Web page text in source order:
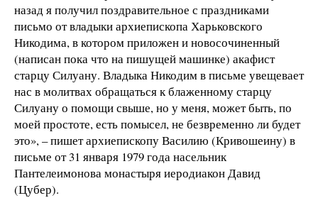
назад я получил поздравительное с праздниками
письмо от владыки архиепископа Харьковского
Никодима, в котором приложен и новосочиненный
(написан пока что на пишущей машинке) акафист
старцу Силуану. Владыка Никодим в письме увещевает
нас в молитвах обращаться к блаженному старцу
Силуану о помощи свыше, но у меня, может быть, по
моей простоте, есть помысел, не безвременно ли будет
это», – пишет архиепископу Василию (Кривошеину) в
письме от 31 января 1979 года насельник
Пантелеимонова монастыря иеродиакон Давид
(Цубер).